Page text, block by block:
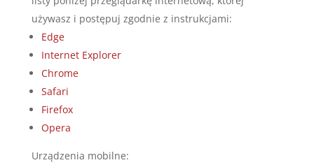
używasz i postępuj zgodnie z instrukcjami:
Edge
Internet Explorer
Chrome
Safari
Firefox
Opera
Urządzenia mobilne: